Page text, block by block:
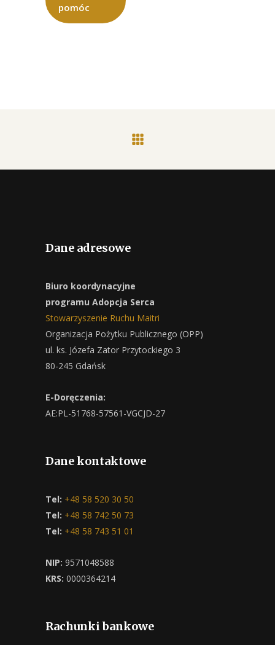
pomóc
Dane adresowe
Biuro koordynacyjne
programu Adopcja Serca
Stowarzyszenie Ruchu Maitri
Organizacja Pożytku Publicznego (OPP)
ul. ks. Józefa Zator Przytockiego 3
80-245 Gdańsk
E-Doręczenia:
AE:PL-51768-57561-VGCJD-27
Dane kontaktowe
Tel: +48 58 520 30 50
Tel: +48 58 742 50 73
Tel: +48 58 743 51 01
NIP: 9571048588
KRS: 0000364214
Rachunki bankowe